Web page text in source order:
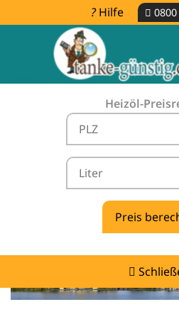
Hilfe
Heizöl-
Heizölpreise Remlin -
vergleichen & günstig